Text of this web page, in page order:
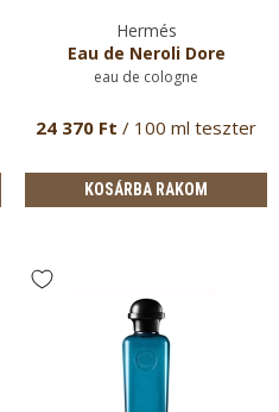
Hermés
Eau de Neroli Dore
eau de cologne
24 370 Ft / 100 ml teszter
KOSÁRBA RAKOM